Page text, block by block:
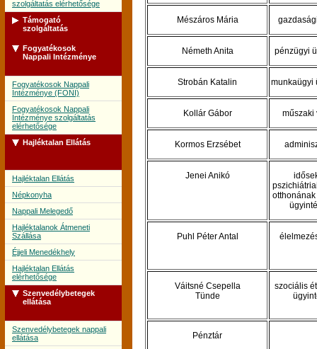
szolgáltatás elérhetősége
Támogató
szolgáltatás
Támogató szolgálat
szolgáltatás elérhetősége
Fogyatékosok
Nappali Intézménye
Fogyatékosok Nappali
Intézménye (FONI)
Fogyatékosok Nappali
Intézménye szolgáltatás
elérhetősége
Hajléktalan Ellátás
Hajléktalan Ellátás
Népkonyha
Nappali Melegedő
Hajléktalanok Átmeneti
Szállása
Éjjeli Menedékhely
Hajléktalan Ellátás
elérhetősége
Szenvedélybetegek
ellátása
Szenvedélybetegek nappali
ellátása
Mészáros Mária
Németh Anita pénzügyi
Strobán Katalin munkaügyi
Kollár Gábor műszaki
Kormos Erzsébet
Jenei Anikó
Puhl Péter Antal
Váitsné Csepella
Tünde
szociális
Pénztár